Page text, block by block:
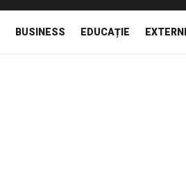
BUSINESS EDUCAȚIE